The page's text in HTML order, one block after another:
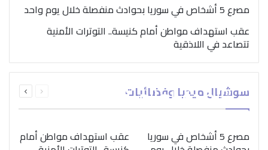
مصرع 5 أشخاص في سوريا بحوادث منفصلة خلال يوم واحد
عقب استهداف مواطن أمام كنيسة.. التوترات الأمنية
تتصاعد في اللاذقية
سوشيال ميديا وفضائيات الصفحةالصفحة
بمناسبة اليوم الدولي..
“الصحة العالمية” تؤكد
ضرورة اتباع نهج متكامل
لمواجهة إدمان المخدرات
مصرع 5 أشخاص في سوريا عقب استهداف مواطن أمام